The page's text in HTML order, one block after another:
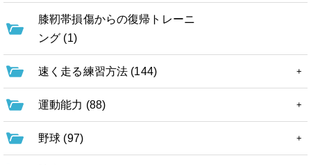
膝靭帯損傷からの復帰トレーニ
ング (1)
速く走る練習方法 (144)
運動能力 (88)
野球 (97)